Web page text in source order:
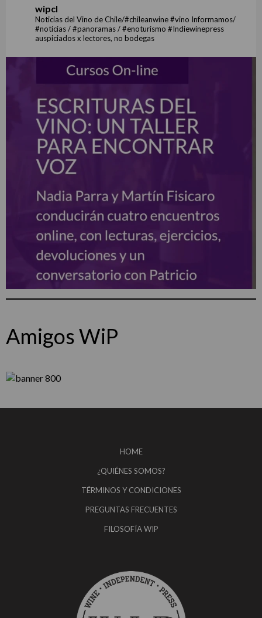
wipcl
Noticias del Vino de Chile/#chileanwine #vino Informamos/
#noticias / #panoramas / #enoturismo #Indiewinepress
auspiciados x lectores, no bodegas
Amigos WiP
HOME
¿QUIÉNES SOMOS?
TÉRMINOS Y CONDICIONES
PREGUNTAS FRECUENTES
FILOSOFÍA WIP